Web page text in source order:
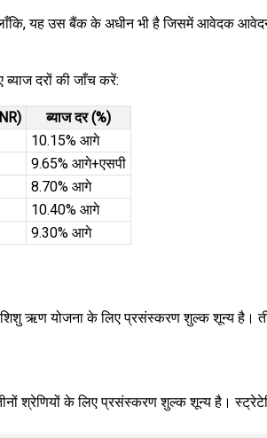
यह उस बैंक के अधीन भी है जिसमें आवेदक
दरों की जाँच करें:
ब्याज दर (%)
10.15% आगे
9.65% आगे+एसपी
8.70% आगे
10.40% आगे
9.30% आगे
ऋण योजना के लिए प्रसंस्करण शुल्क शून्य है।
श्रेणियों के लिए प्रसंस्करण शुल्क शून्य है।